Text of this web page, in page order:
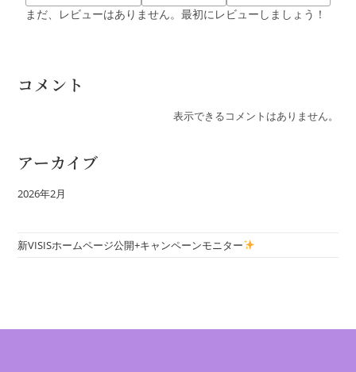
まだ、レビューはありません。最初にレビューしましょう！
コメント
表示できるコメントはありません。
アーカイブ
2026年2月
新VISISホームページ公開+キャンペーンモニター